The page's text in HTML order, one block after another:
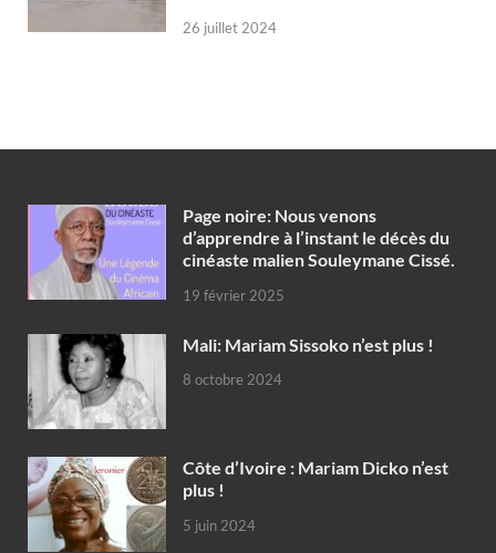
26 juillet 2024
Page noire: Nous venons
d’apprendre à l’instant le décès du
cinéaste malien Souleymane Cissé.
19 février 2025
Mali: Mariam Sissoko n’est plus !
8 octobre 2024
Côte d’Ivoire : Mariam Dicko n’est
plus !
5 juin 2024